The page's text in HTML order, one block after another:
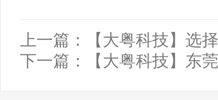
上一篇：
【大粤科技】选
下一篇：
【大粤科技】东